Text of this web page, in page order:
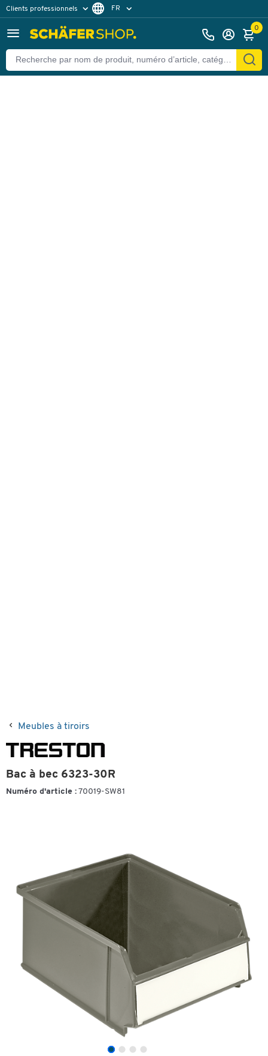
Clients professionnels
Clients particuliers
FR
0
Meubles à tiroirs
Bac à bec 6323-30R
Numéro d'article : 70019-SW81
Retour